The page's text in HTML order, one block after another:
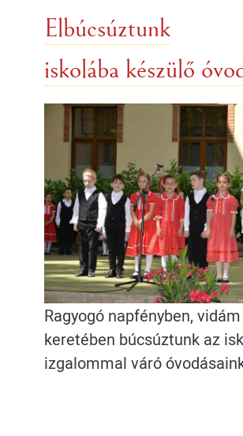
Elbúcsúztunk
iskolába készülő
Ragyogó napfényben,
keretében búcsúztunk az
izgalommal váró